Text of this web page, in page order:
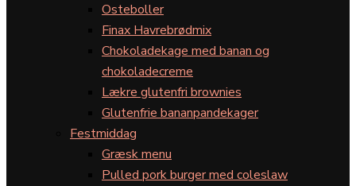
Osteboller
Finax Havrebrødmix
Chokoladekage med banan og
chokoladecreme
Lækre glutenfri brownies
Glutenfrie bananpandekager
Festmiddag
Græsk menu
Pulled pork burger med coleslaw